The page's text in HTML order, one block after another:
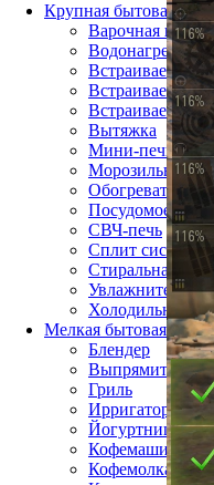
Крупная бытовая
Варочная
Водонагреватель
Встраиваемая
Встраиваемый
Встраиваемый
Вытяжка
Мини-печь
Морозильная
Обогреватель
Посудомоечная
СВЧ-печь
Сплит система
Стиральная
Увлажнитель
Холодильник
Мелкая бытовая
Блендер
Выпрямитель
Гриль
Ирригатор
Йогуртница
Кофемашина
Кофемолка